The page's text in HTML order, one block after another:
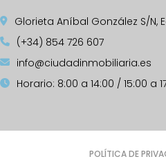
Glorieta Aníbal González S/N,
(+34) 854 726 607
info@ciudadinmobiliaria.es
Horario: 8:00 a 14:00 / 15:00 a
POLÍTICA DE